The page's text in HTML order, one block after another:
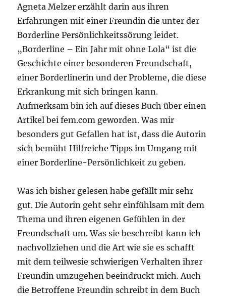
Agneta Melzer erzählt darin aus ihren
Erfahrungen mit einer Freundin die unter der
Borderline Persönlichkeitssörung leidet.
„Borderline – Ein Jahr mit ohne Lola“ ist die
Geschichte einer besonderen Freundschaft,
einer Borderlinerin und der Probleme, die diese
Erkrankung mit sich bringen kann.
Aufmerksam bin ich auf dieses Buch über einen
Artikel bei fem.com geworden. Was mir
besonders gut Gefallen hat ist, dass die Autorin
sich bemüht Hilfreiche Tipps im Umgang mit
einer Borderline-Persönlichkeit zu geben.
Was ich bisher gelesen habe gefällt mir sehr
gut. Die Autorin geht sehr einfühlsam mit dem
Thema und ihren eigenen Gefühlen in der
Freundschaft um. Was sie beschreibt kann ich
nachvollziehen und die Art wie sie es schafft
mit dem teilwesie schwierigen Verhalten ihrer
Freundin umzugehen beeindruckt mich. Auch
die Betroffene Freundin schreibt in dem Buch